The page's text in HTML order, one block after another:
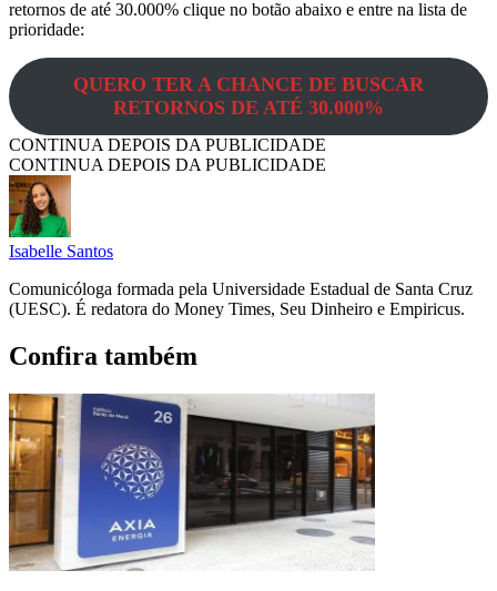
retornos de até 30.000% clique no botão abaixo e entre na lista de
prioridade:
QUERO TER A CHANCE DE BUSCAR
RETORNOS DE ATÉ 30.000%
CONTINUA DEPOIS DA PUBLICIDADE
CONTINUA DEPOIS DA PUBLICIDADE
Isabelle Santos
Comunicóloga formada pela Universidade Estadual de Santa Cruz
(UESC). É redatora do Money Times, Seu Dinheiro e Empiricus.
Confira também